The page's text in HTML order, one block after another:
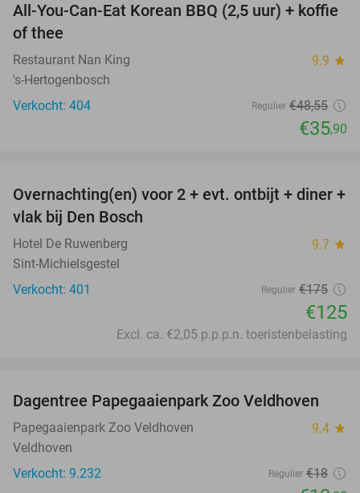
26%
All-You-Can-Eat Korean BBQ (2,5 uur) + koffie
of thee
Restaurant Nan King 9.9 star
's-Hertogenbosch
Verkocht: 404
Regulier €48,55
€35,90
29%
Overnachting(en) voor 2 + evt. ontbijt + diner +
vlak bij Den Bosch
Hotel De Ruwenberg 9.7 star
Sint-Michielsgestel
Verkocht: 401
Regulier €175
€125
Excl. ca. €2,05 p.p.p.n. toeristenbelasting
26%
Dagentree Papegaaienpark Zoo Veldhoven
Papegaaienpark Zoo Veldhoven 9.4 star
Veldhoven
Verkocht: 9.232
Regulier €18